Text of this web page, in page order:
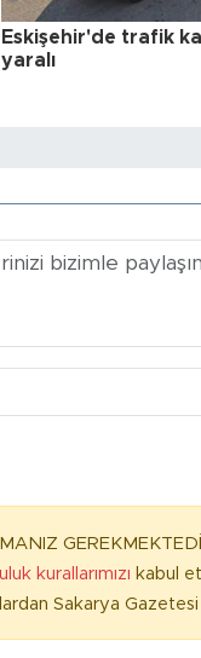
Eskişehir'de trafik
yaralı
kurallarımızı kabul
Sakarya